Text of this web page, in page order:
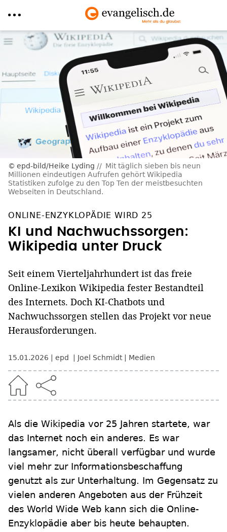
Direkt
epd-bild/Heike Lyding
Mit täglich sieben bis neun
Millionen eindeutigen Aufrufen gehört Wikipedia
Statistiken zufolge zu den Top Ten der meistbesuchten
Webseiten in Deutschland.
ONLINE-ENZYKLOPÄDIE WIRD 25
KI und Nachwuchssorgen:
Wikipedia unter Druck
Seit einem Vierteljahrhundert ist das freie
Online-Lexikon Wikipedia fester Bestandteil
des Internets. Doch KI-Chatbots und
Nachwuchssorgen stellen das Projekt vor neue
Herausforderungen.
15.01.2026 epd Joel Schmidt Medien
Als die Wikipedia vor 25 Jahren startete, war
das Internet noch ein anderes. Es war
langsamer, nicht überall verfügbar und wurde
viel mehr zur Informationsbeschaffung
genutzt als zur Unterhaltung. Im Gegensatz zu
vielen anderen Angeboten aus der Frühzeit
des World Wide Web kann sich die Online-
Enzyklopädie aber bis heute behaupten.